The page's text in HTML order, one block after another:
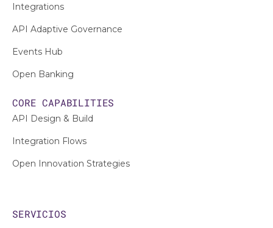
Integrations
API Adaptive Governance
Events Hub
Open Banking
CORE CAPABILITIES
API Design & Build
Integration Flows
Open Innovation Strategies
SERVICIOS